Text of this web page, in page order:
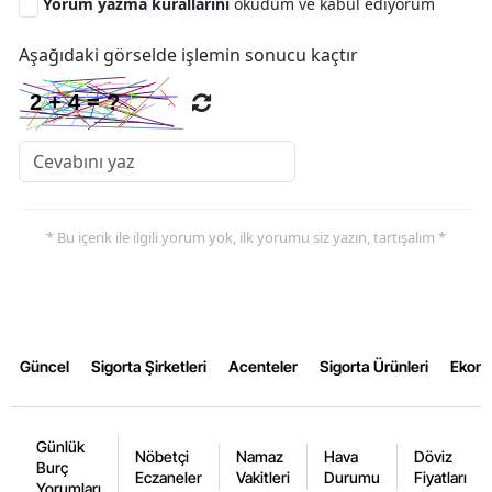
Aşağıdaki görselde işlemin sonucu kaçtır
* Bu içerik ile ilgili yorum yok, ilk yorumu siz yazın, tartışalım *
Güncel Sigorta Şirketleri Acenteler Sigorta Ürünleri
Günlük
Burç
Yorumları
Nöbetçi
Eczaneler
Namaz
Vakitleri
Hava
Durumu
Döviz
Fiyatları